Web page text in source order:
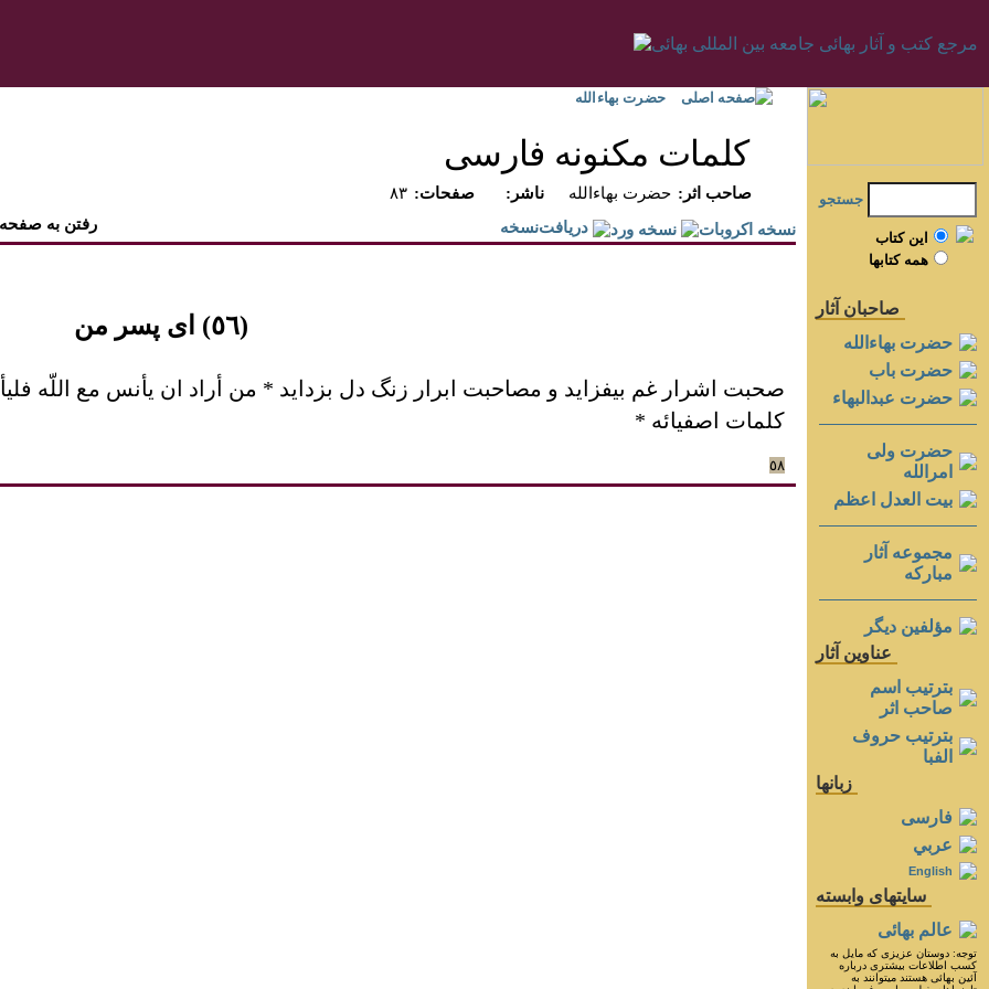
صفحه اصلی حضرت بهاءالله
کلمات مکنونه فارسی
۸۳ :صفحات :ناشر حضرت بهاءالله
:صاحب اثر
رفتن به
(٥٦) ای پسر من
صحبت اشرار غم بيفزايد و مصاحبت ابرار زنگ دل بزدايد * من أراد ان يأنس مع اللّه
کلمات اصفيائه *
٥٨
جستجو
اين کتاب
همه کتابها
صاحبان آثار
حضرت بهاءالله
حضرت باب
حضرت عبدالبهاء
حضرت ولی
امرالله
بيت العدل اعظم
مجموعه آثار
مباركه
مؤلفين ديگر
عناوين آثار
بترتيب اسم
صاحب اثر
بترتيب حروف
الفبا
زبانها
فارسی
عربي
English
سايتهای وابسته
عالم بهائی
توجه: دوستان عزيزى كه مايل به
كسب اطلاعات بيشترى درباره
آئين بهائى هستند ميتوانند به